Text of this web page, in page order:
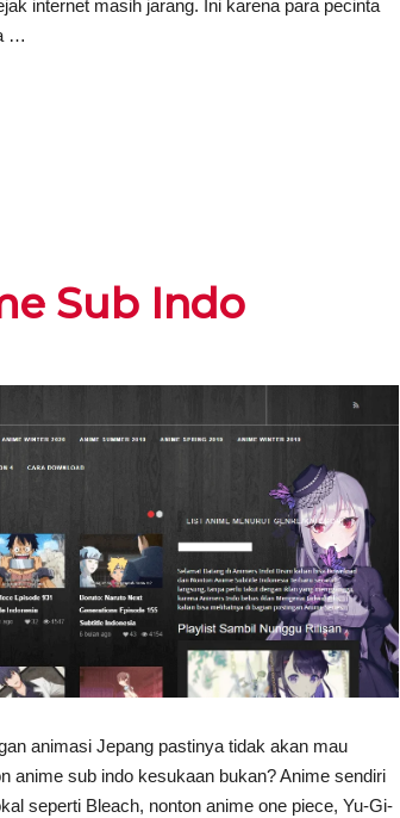
internet masih jarang. Ini karena para pecinta
…
Sub Indo
animasi Jepang pastinya tidak akan mau
anime sub indo kesukaan bukan? Anime sendiri
seperti Bleach, nonton anime one piece, Yu-Gi-